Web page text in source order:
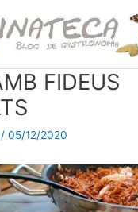
FIDEUS
/ 05/12/2020